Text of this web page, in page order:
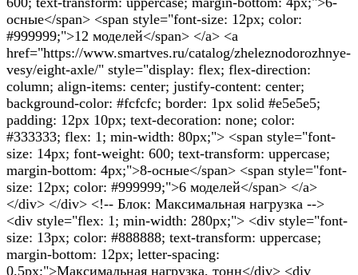
осные</span> <span style="font-size: 12px; color:
#999999;">12 моделей</span> </a> <a
href="https://www.smartves.ru/catalog/zheleznodorozhnye-
vesy/eight-axle/" style="display: flex; flex-direction:
column; align-items: center; justify-content: center;
background-color: #fcfcfc; border: 1px solid #e5e5e5;
padding: 12px 10px; text-decoration: none; color:
#333333; flex: 1; min-width: 80px;"> <span style="font-
size: 14px; font-weight: 600; text-transform: uppercase;
margin-bottom: 4px;">8-осные</span> <span style="font-
size: 12px; color: #999999;">6 моделей</span> </a>
</div> </div> <!-- Блок: Максимальная нагрузка -->
<div style="flex: 1; min-width: 280px;"> <div style="font-
size: 13px; color: #888888; text-transform: uppercase;
margin-bottom: 12px; letter-spacing:
0.5px;">Максимальная нагрузка, тонн</div> <div